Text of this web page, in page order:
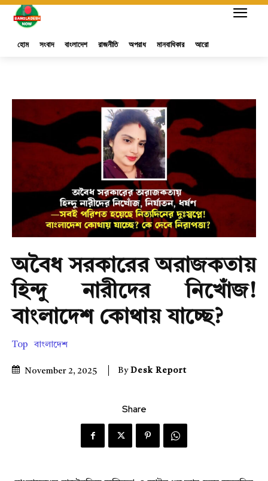
হোম সংবাদ বাংলাদেশ রাজনীতি অপরাধ মানবাধিকার আরো
অবৈধ সরকারের অরাজকতায়
হিন্দু নারীদের নিখোঁজ!
বাংলাদেশ কোথায় যাচ্ছে?
Top বাংলাদেশ
November 2, 2025 By Desk Report
Share